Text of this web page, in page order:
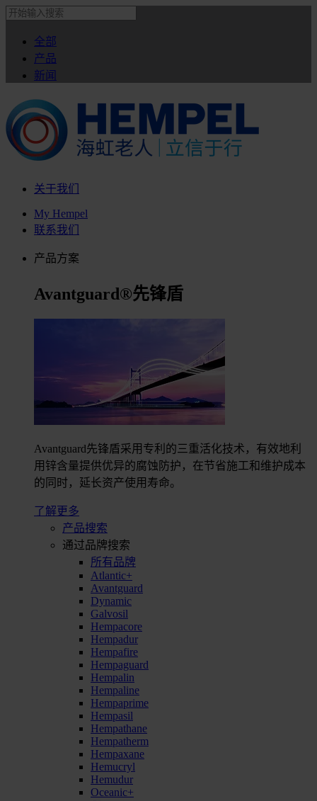
全部
产品
新闻
关于我们
My Hempel
联系我们
产品方案
Avantguard®先锋盾
Avantguard先锋盾采用专利的三重活化技术，有效地利
用锌含量提供优异的腐蚀防护，在节省施工和维护成本
的同时，延长资产使用寿命。
了解更多
产品搜索
通过品牌搜索
所有品牌
Atlantic+
Avantguard
Dynamic
Galvosil
Hempacore
Hempadur
Hempafire
Hempaguard
Hempalin
Hempaline
Hempaprime
Hempasil
Hempathane
Hempatherm
Hempaxane
Hemucryl
Hemudur
Oceanic+